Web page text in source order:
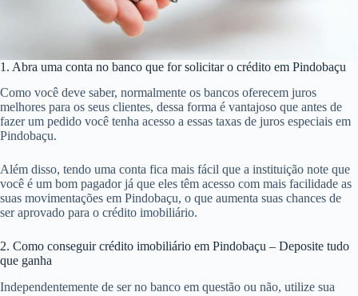
1. Abra uma conta no banco que for solicitar o crédito em Pindobaçu
Como você deve saber, normalmente os bancos oferecem juros
melhores para os seus clientes, dessa forma é vantajoso que antes de
fazer um pedido você tenha acesso a essas taxas de juros especiais em
Pindobaçu.
Além disso, tendo uma conta fica mais fácil que a instituição note que
você é um bom pagador já que eles têm acesso com mais facilidade as
suas movimentações em Pindobaçu, o que aumenta suas chances de
ser aprovado para o crédito imobiliário.
2. Como conseguir crédito imobiliário em Pindobaçu – Deposite tudo
que ganha
Independentemente de ser no banco em questão ou não, utilize sua